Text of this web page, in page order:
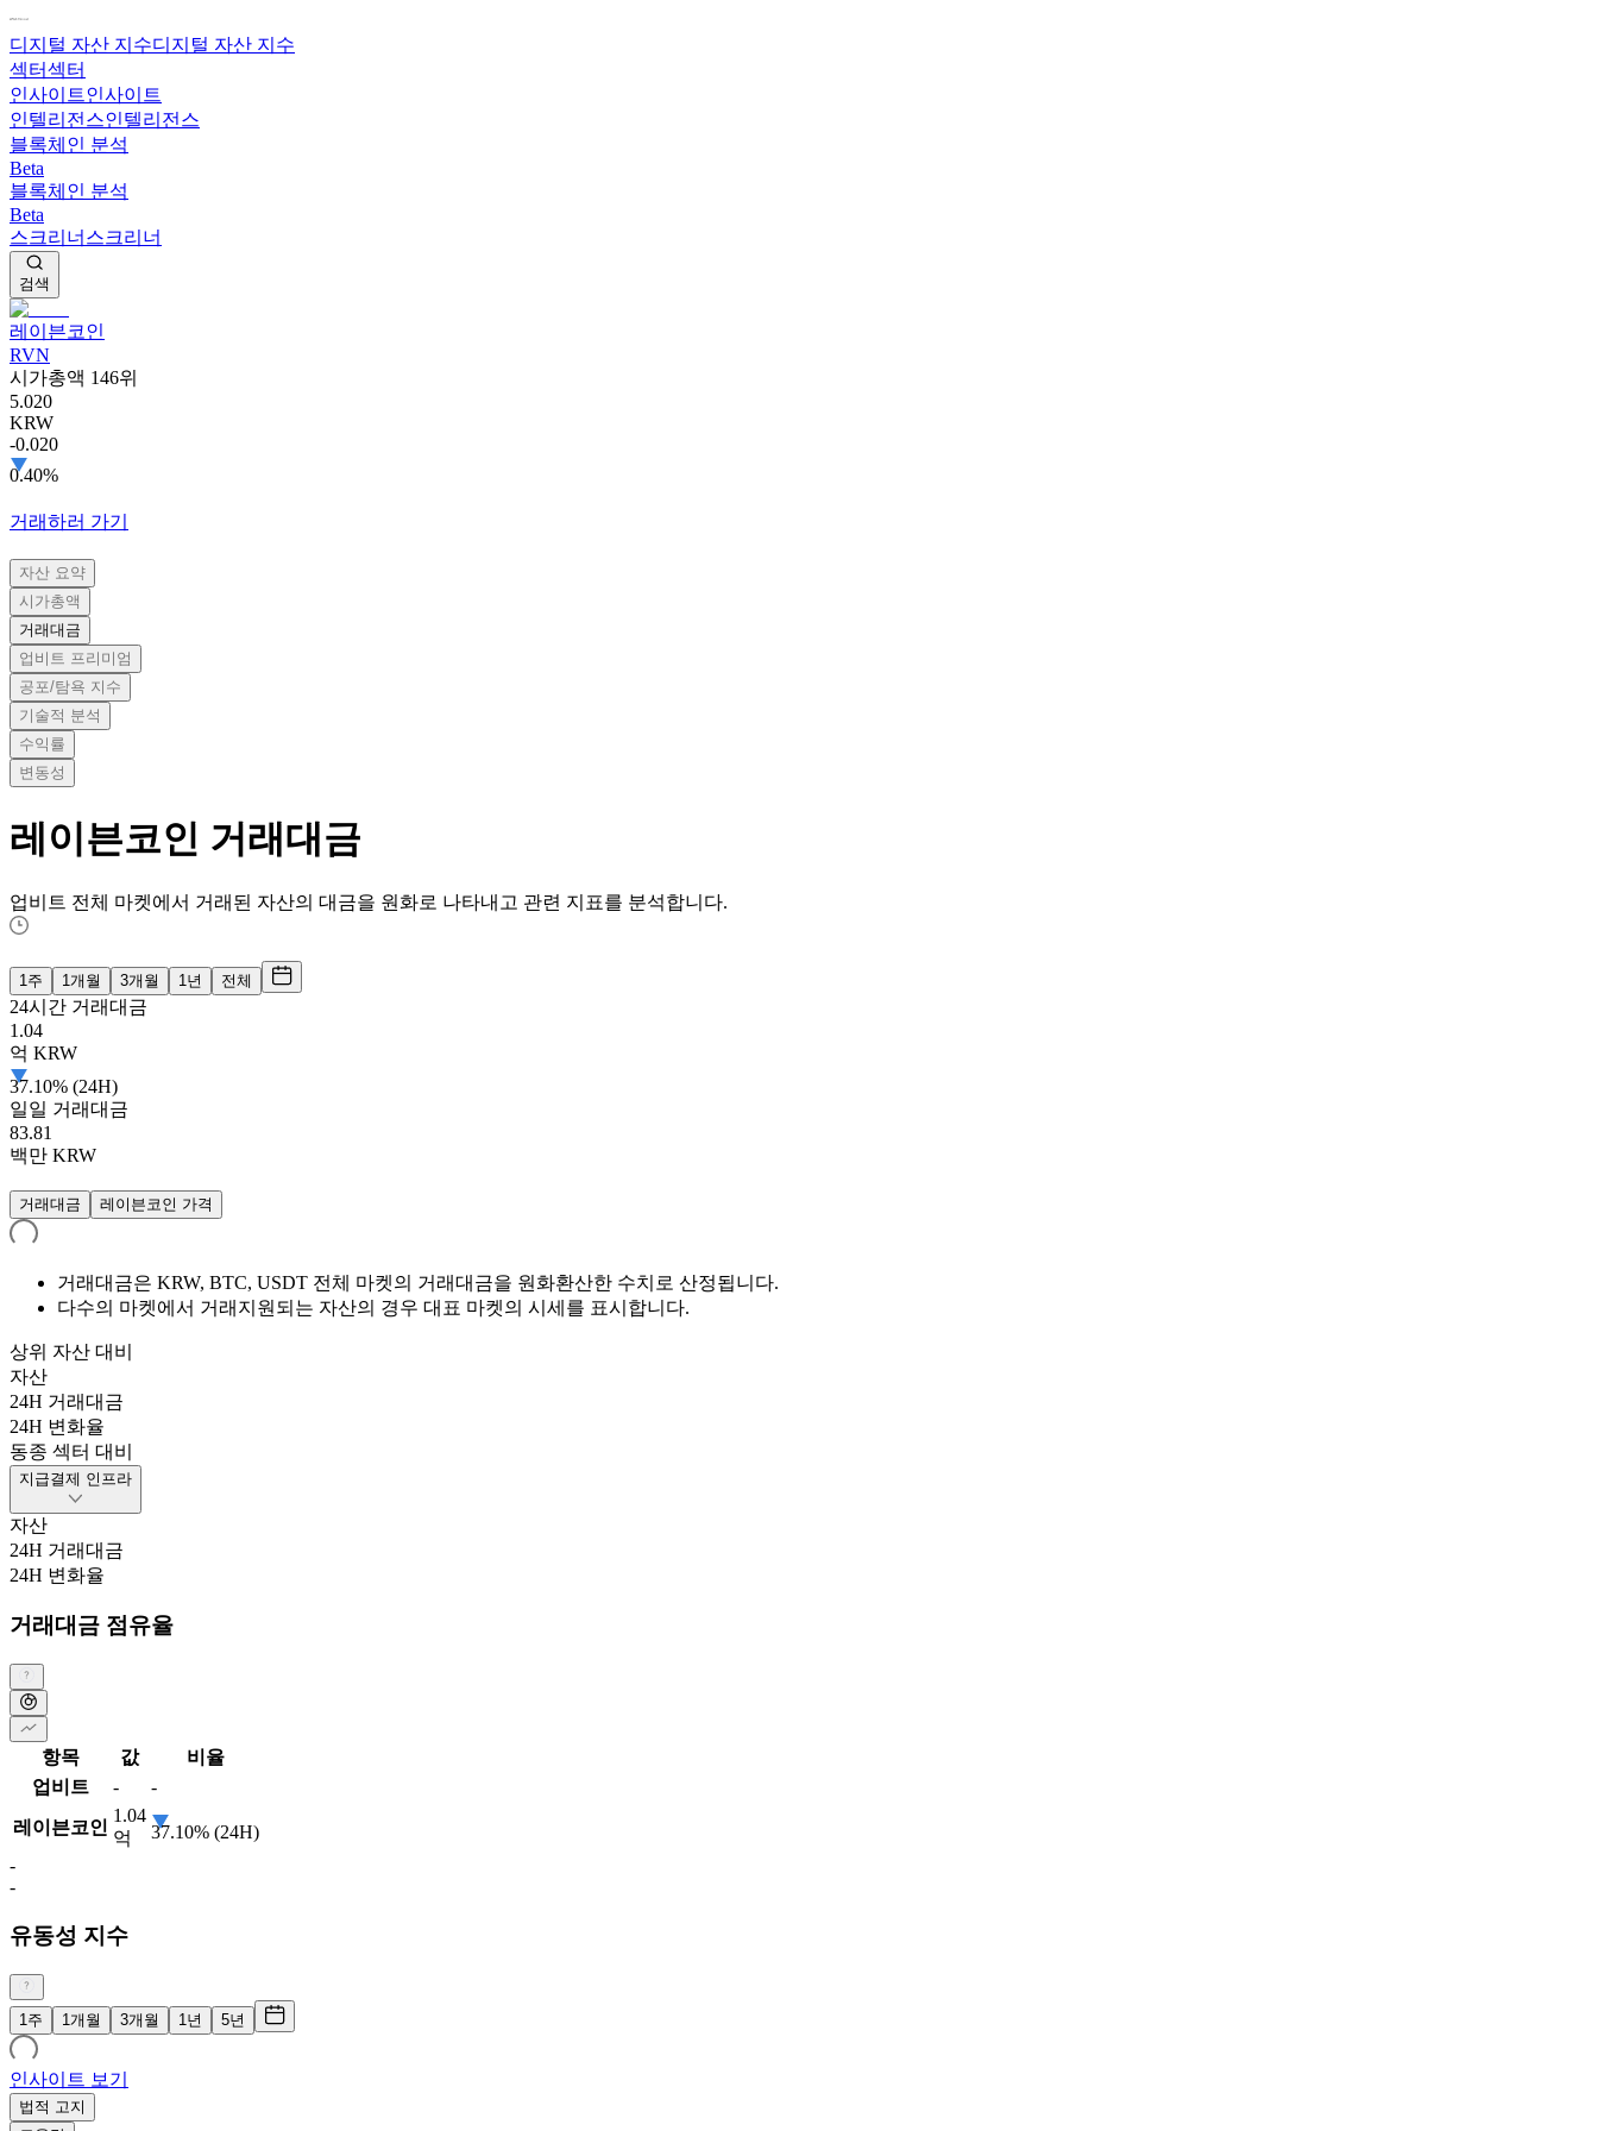
디지털 자산 지수디지털 자산 지수
섹터섹터
인사이트인사이트
인텔리전스인텔리전스
블록체인 분석
Beta
블록체인 분석
Beta
스크리너 스크리너
검색
레이븐코인
RVN
시가총액 146위
5.020
KRW
-0.020
0.40%
거래하러 가기
자산 요약
시가총액
거래대금
업비트 프리미엄
공포/탐욕 지수
기술적 분석
수익률
변동성
레이븐코인 거래대금
업비트 전체 마켓에서 거래된 자산의 대금을 원화로 나타내고 관련 지표를 분석합니다.
1주 1개월 3개월 1년 전체
24시간 거래대금
1.04
억 KRW
37.10% (24H)
일일 거래대금
83.81
백만 KRW
거래대금 레이븐코인 가격
거래대금은 KRW, BTC, USDT 전체 마켓의 거래대금을 원화환산한 수치로 산정됩니다.
다수의 마켓에서 거래지원되는 자산의 경우 대표 마켓의 시세를 표시합니다.
상위 자산 대비
자산
24H 거래대금
24H 변화율
동종 섹터 대비
지급결제 인프라
자산
24H 거래대금
24H 변화율
거래대금 점유율
항목 값
비율
업비트
-
-
레이븐코인
1.04
억
37.10% (24H)
-
-
유동성 지수
1주 1개월 3개월 1년 5년
인사이트 보기
법적 고지